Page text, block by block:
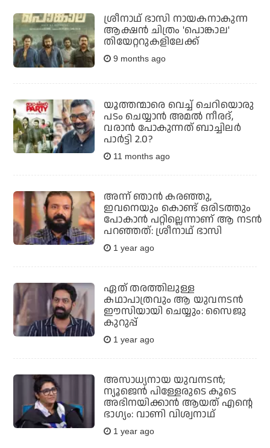
ശ്രീനാഥ് ഭാസി നായകനാകുന്ന
ആക്ഷന്‍ ചിത്രം 'പൊങ്കാല'
തിയേറ്ററുകളിലേക്ക്
9 months ago
യൂത്തന്മാരെ വെച്ച് ചെറിയൊരു
പടം ചെയ്യാന്‍ അമല്‍ നീരദ്,
വരാന്‍ പോകുന്നത് ബാച്ചിലര്‍
പാര്‍ട്ടി 2.0?
11 months ago
അന്ന് ഞാന്‍ കരഞ്ഞു,
ഇവനെയും കൊണ്ട് ഒരിടത്തും
പോകാന്‍ പറ്റില്ലെന്നാണ് ആ നടന്‍
പറഞ്ഞത്: ശ്രീനാഥ് ഭാസി
1 year ago
ഏത് തരത്തിലുള്ള
കഥാപാത്രവും ആ യുവനടന്‍
ഈസിയായി ചെയ്യും: സൈജു
കുറുപ്പ്
1 year ago
അസാധ്യനായ യുവനടന്‍;
ന്യൂജെന്‍ പിള്ളേരുടെ കൂടെ
അഭിനയിക്കാന്‍ ആയത് എന്റെ
ഭാഗ്യം: വാണി വിശ്വനാഥ്
1 year ago